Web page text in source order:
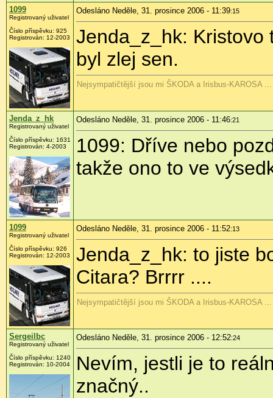
1099
Registrovaný uživatel
Číslo příspěvku: 925
Registrován: 12-2003
Odesláno Neděle, 31. prosince 2006 - 11:39:15
Jenda_z_hk: Kristovo
byl zlej sen.
Nejsympatičtější jsou mi ŠKODA a Irisbus-KAROSA ...
Jenda_z_hk
Registrovaný uživatel
Číslo příspěvku: 1631
Registrován: 4-2003
Odesláno Neděle, 31. prosince 2006 - 11:46:21
1099: Dříve nebo
takže ono to ve
1099
Registrovaný uživatel
Číslo příspěvku: 926
Registrován: 12-2003
Odesláno Neděle, 31. prosince 2006 - 11:52:13
Jenda_z_hk: to jiste
Citara? Brrrr ....
Nejsympatičtější jsou mi ŠKODA a Irisbus-KAROSA ...
Sergeilbc
Registrovaný uživatel
Číslo příspěvku: 1240
Registrován: 10-2004
Odesláno Neděle, 31. prosince 2006 - 12:52:24
Nevím, jestli je to
značný..